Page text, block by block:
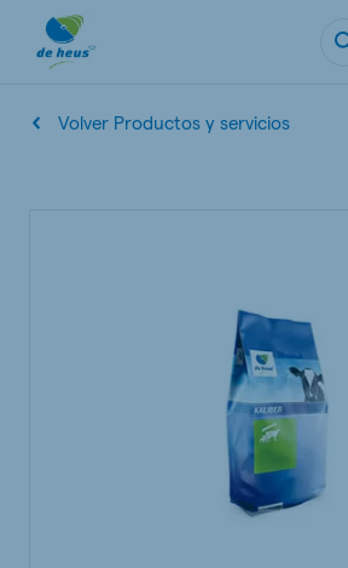
Volver Productos y servicios